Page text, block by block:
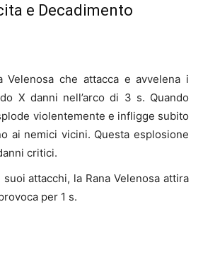
e Decadimento
Velenosa che attacca e avvelena i
X danni nell’arco di 3 s. Quando
violentemente e infligge subito
ai nemici vicini. Questa esplosione
critici.
attacchi, la Rana Velenosa attira
per 1 s.